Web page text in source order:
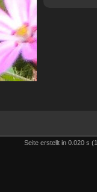
Seite erstellt in 0.020 s